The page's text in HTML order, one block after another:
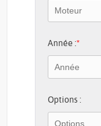
Année :*
Options :